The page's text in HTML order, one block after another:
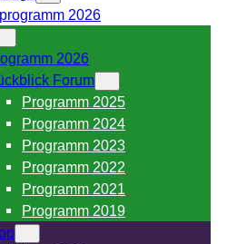
2026
2026
Forum
Programm 2025
Programm 2024
Programm 2023
Programm 2022
Programm 2021
Programm 2019